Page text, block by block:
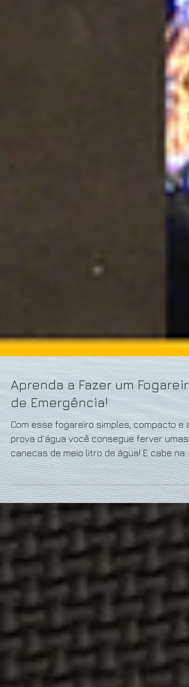
Aprenda a Fazer um Fogareiro
de Emergência!
Com esse fogareiro simples, compacto e a
prova d´água você consegue ferver umas
canecas de meio litro de água! E cabe na
palma da mão,...